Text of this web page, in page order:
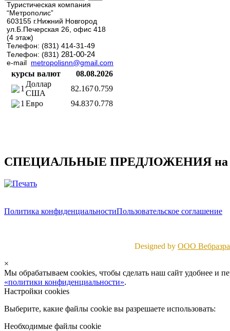
Туристическая компания
“Метрополис”
603155 г.Нижний Новгород
ул.Б.Печерская 26, офис 418
(4 этаж)
Телефон: (831) 414-31-49
Телефон: (831) 281-00-24
e-mail metropolisnn@gmail.com
курсы валют
08.08.2026
1
Доллар
США
82.1670.759
1 Евро 94.8370.778
СПЕЦИАЛЬНЫЕ ПРЕДЛОЖЕНИЯ на
Политика конфиденциальностиПользовательское соглашение
Designed by ООО
×
Мы обрабатываем cookies, чтобы сделать наш сайт удобнее и
«политики конфиденциальности».
Настройки cookies
Выберите, какие файлы cookie вы разрешаете использовать:
Необходимые файлы cookie